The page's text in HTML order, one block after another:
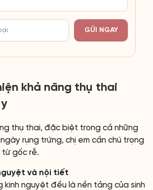
GỬI NGAY
khả năng thụ thai
thụ thai, đặc biệt trong cả những
rụng trứng, chị em cần chú trọng
gốc rễ.
và nội tiết
kinh nguyệt đều là nền tảng của sinh